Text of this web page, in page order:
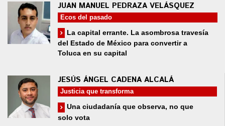
JUAN MANUEL PEDRAZA VELÁSQUEZ
Ecos del pasado
La capital errante. La asombrosa travesía
del Estado de México para convertir a
Toluca en su capital
JESÚS ÁNGEL CADENA ALCALÁ
Justicia que transforma
Una ciudadanía que observa, no que
solo vota